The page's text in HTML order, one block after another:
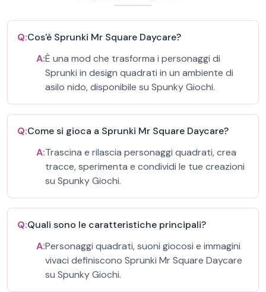
Q:Cos'è Sprunki Mr Square Daycare?
A:È una mod che trasforma i personaggi di
Sprunki in design quadrati in un ambiente di
asilo nido, disponibile su Spunky Giochi.
Q:Come si gioca a Sprunki Mr Square Daycare?
A:Trascina e rilascia personaggi quadrati, crea
tracce, sperimenta e condividi le tue creazioni
su Spunky Giochi.
Q:Quali sono le caratteristiche principali?
A:Personaggi quadrati, suoni giocosi e immagini
vivaci definiscono Sprunki Mr Square Daycare
su Spunky Giochi.